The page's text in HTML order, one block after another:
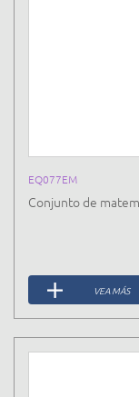
EQ077EM
Conjunto de
VEA MÁS